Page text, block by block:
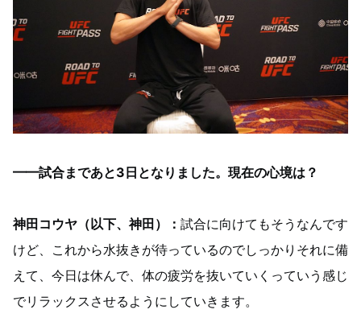
━━試合まであと3日となりました。現在の心境は？
神田コウヤ（以下、神田）： 試合に向けてもそうなんです
けど、これから水抜きが待っているのでしっかりそれに備
えて、今日は休んで、体の疲労を抜いていくっていう感じ
でリラックスさせるようにしていきます。